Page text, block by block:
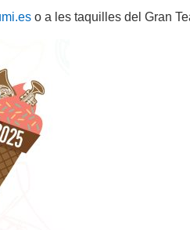
o a les taquilles del Gran